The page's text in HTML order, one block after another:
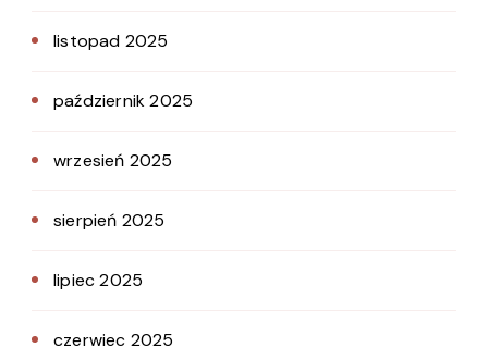
listopad 2025
październik 2025
wrzesień 2025
sierpień 2025
lipiec 2025
czerwiec 2025